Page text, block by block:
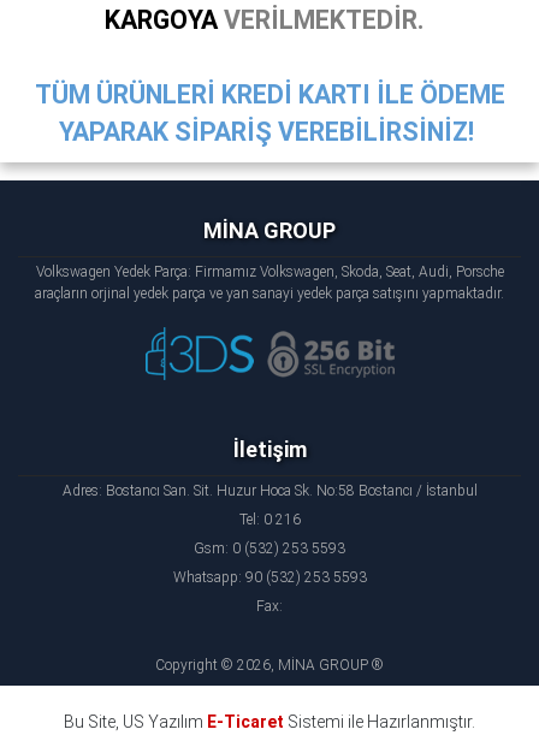
KARGOYA VERİLMEKTEDİR.
TÜM ÜRÜNLERİ KREDİ KARTI İLE ÖDEME
YAPARAK SİPARİŞ VEREBİLİRSİNİZ!
MİNA GROUP
Volkswagen Yedek Parça: Firmamız Volkswagen, Skoda, Seat, Audi, Porsche
araçların orjinal yedek parça ve yan sanayi yedek parça satışını yapmaktadır.
İletişim
Adres: Bostancı San. Sit. Huzur Hoca Sk. No:58 Bostancı / İstanbul
Tel: 0 216
Gsm: 0 (532) 253 5593
Whatsapp: 90 (532) 253 5593
Fax:
Copyright © 2026, MİNA GROUP ®
Bu Site, US Yazılım E-Ticaret Sistemi ile Hazırlanmıştır.